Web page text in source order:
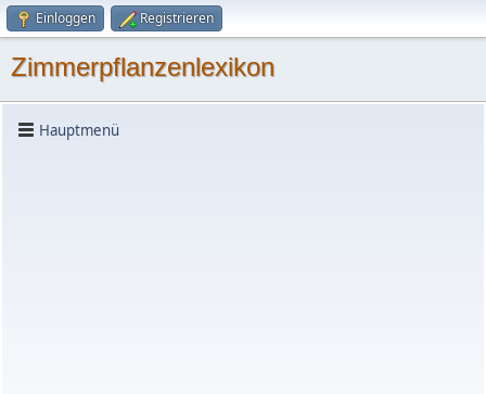
Einloggen Registrieren
Zimmerpflanzenlexikon
Hauptmenü